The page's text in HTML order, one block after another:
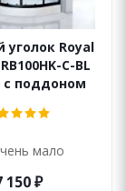
Royal
C-BL
с поддоном
мало
150₽